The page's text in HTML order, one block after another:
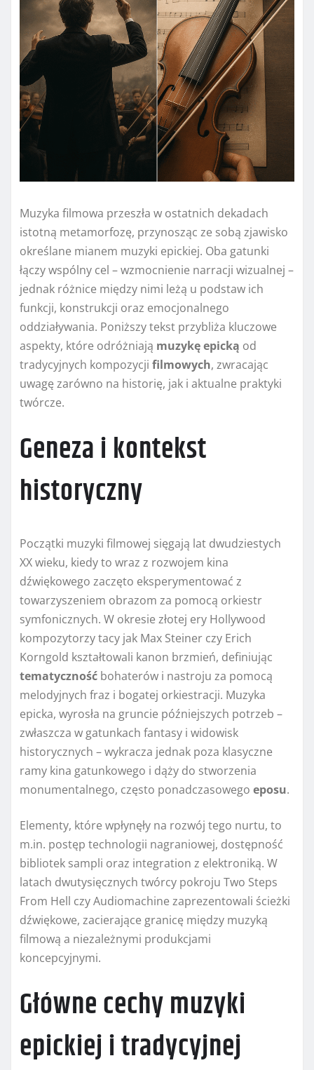
Muzyka filmowa przeszła w ostatnich dekadach
istotną metamorfozę, przynosząc ze sobą zjawisko
określane mianem muzyki epickiej. Oba gatunki
łączy wspólny cel – wzmocnienie narracji wizualnej –
jednak różnice między nimi leżą u podstaw ich
funkcji, konstrukcji oraz emocjonalnego
oddziaływania. Poniższy tekst przybliża kluczowe
aspekty, które odróżniają muzykę epicką od
tradycyjnych kompozycji filmowych, zwracając
uwagę zarówno na historię, jak i aktualne praktyki
twórcze.
Geneza i kontekst
historyczny
Początki muzyki filmowej sięgają lat dwudziestych
XX wieku, kiedy to wraz z rozwojem kina
dźwiękowego zaczęto eksperymentować z
towarzyszeniem obrazom za pomocą orkiestr
symfonicznych. W okresie złotej ery Hollywood
kompozytorzy tacy jak Max Steiner czy Erich
Korngold kształtowali kanon brzmień, definiując
tematyczność bohaterów i nastroju za pomocą
melodyjnych fraz i bogatej orkiestracji. Muzyka
epicka, wyrosła na gruncie późniejszych potrzeb –
zwłaszcza w gatunkach fantasy i widowisk
historycznych – wykracza jednak poza klasyczne
ramy kina gatunkowego i dąży do stworzenia
monumentalnego, często ponadczasowego eposu.
Elementy, które wpłynęły na rozwój tego nurtu, to
m.in. postęp technologii nagraniowej, dostępność
bibliotek sampli oraz integration z elektroniką. W
latach dwutysięcznych twórcy pokroju Two Steps
From Hell czy Audiomachine zaprezentowali ścieżki
dźwiękowe, zacierające granicę między muzyką
filmową a niezależnymi produkcjami
koncepcyjnymi.
Główne cechy muzyki
epickiej i tradycyjnej